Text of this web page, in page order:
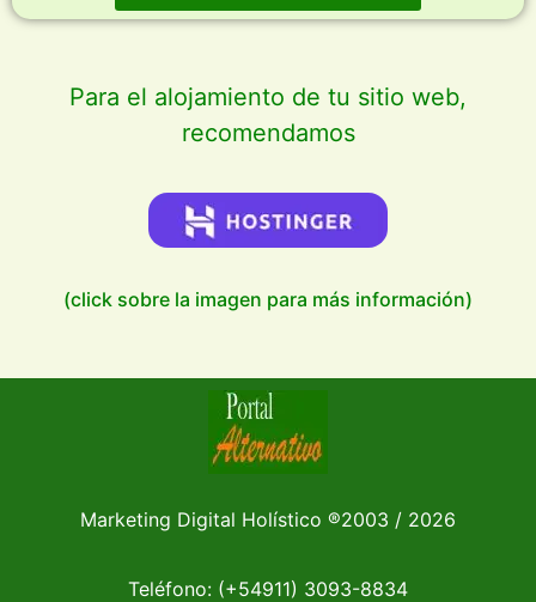
Para el alojamiento de tu sitio web,
recomendamos
(click sobre la imagen para más información)
Marketing Digital Holístico ®2003 / 2026
Teléfono: (+54911) 3093-8834